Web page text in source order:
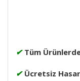
✔ Tüm
✔ Ücretsiz